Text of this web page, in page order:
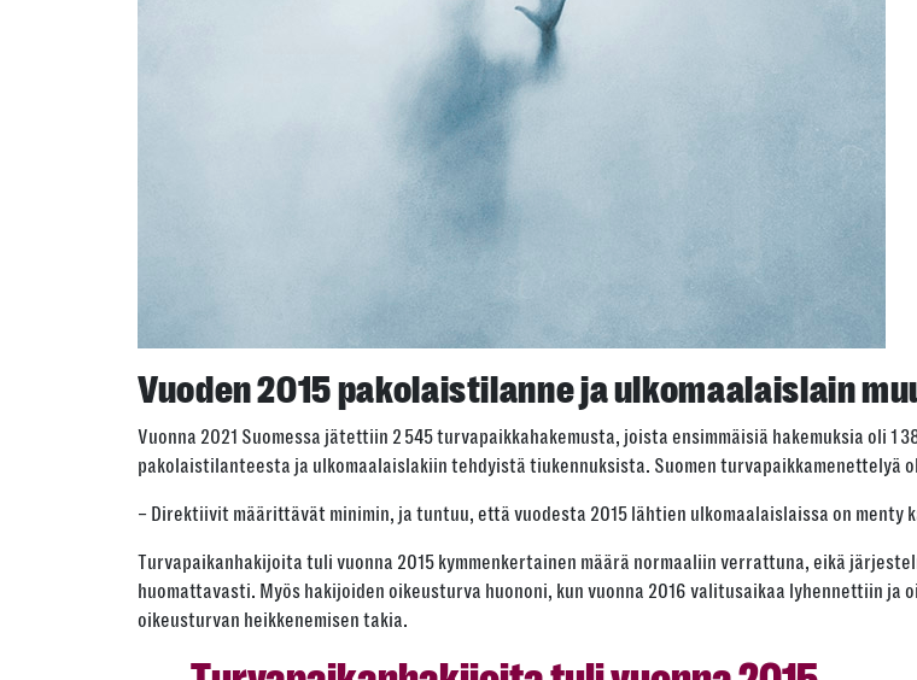
Vuoden 2015 pakolaistilanne ja ulkomaalaislain
Vuonna 2021 Suomessa jätettiin 2 545 turvapaikkahakemusta, joista ensimmäisiä hakemuksia oli 1
pakolaistilanteesta ja ulkomaalaislakiin tehdyistä tiukennuksista. Suomen turvapaikkamenettelyä
– Direktiivit määrittävät minimin, ja tuntuu, että vuodesta 2015 lähtien ulkomaalaislaissa on menty
Turvapaikanhakijoita tuli vuonna 2015 kymmenkertainen määrä normaaliin verrattuna, eikä
huomattavasti. Myös hakijoiden oikeusturva huononi, kun vuonna 2016 valitusaikaa lyhennettiin
oikeusturvan heikkenemisen takia.